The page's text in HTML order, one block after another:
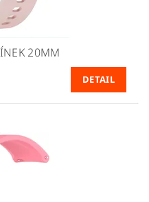
20MM
DETAIL